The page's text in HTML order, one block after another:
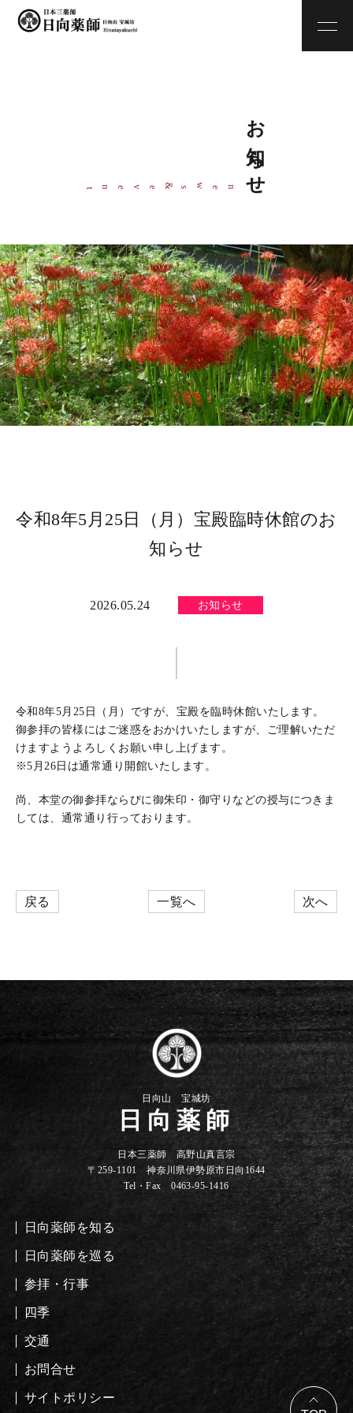
お知らせ
ne
w s
& even
t
令和8年5月25日（月）宝殿臨時休館のお
知らせ
2026.05.24 お知らせ
令和8年5月25日（月）ですが、宝殿を臨時休館いたします。
御参拝の皆様にはご迷惑をおかけいたしますが、ご理解いただ
けますようよろしくお願い申し上げます。
※5月26日は通常通り開館いたします。
尚、本堂の御参拝ならびに御朱印・御守りなどの授与につきま
しては、通常通り行っております。
戻る 一覧へ 次へ
日向山 宝城坊
日向薬師
日本三薬師 高野山真言宗
〒259-1101 神奈川県伊勢原市日向1644
Tel・Fax 0463-95-1416
日向薬師を知る
日向薬師を巡る
参拝・行事
四季
交通
お問合せ
サイトポリシー